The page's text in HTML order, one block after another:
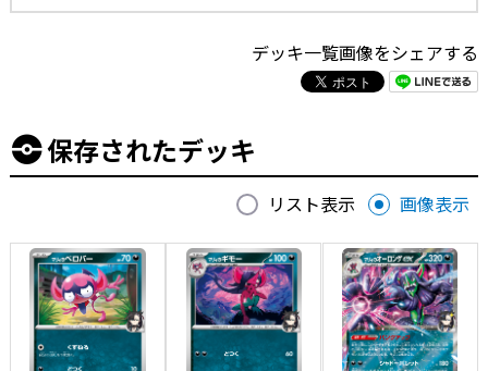
デッキ一覧画像をシェアする
保存されたデッキ
リスト表示 画像表示